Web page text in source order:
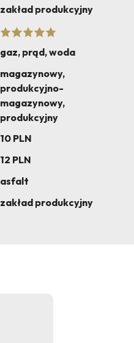
zakład produkcyjny
gaz, prąd, woda
magazynowy,
produkcyjno-
magazynowy,
produkcyjny
10 PLN
12 PLN
asfalt
zakład produkcyjny